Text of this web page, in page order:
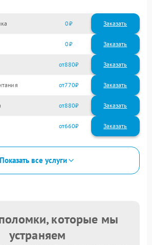
0 Заказать
0 Заказать
880
770
880
660
Показать все услуги
которые мы
устраняем